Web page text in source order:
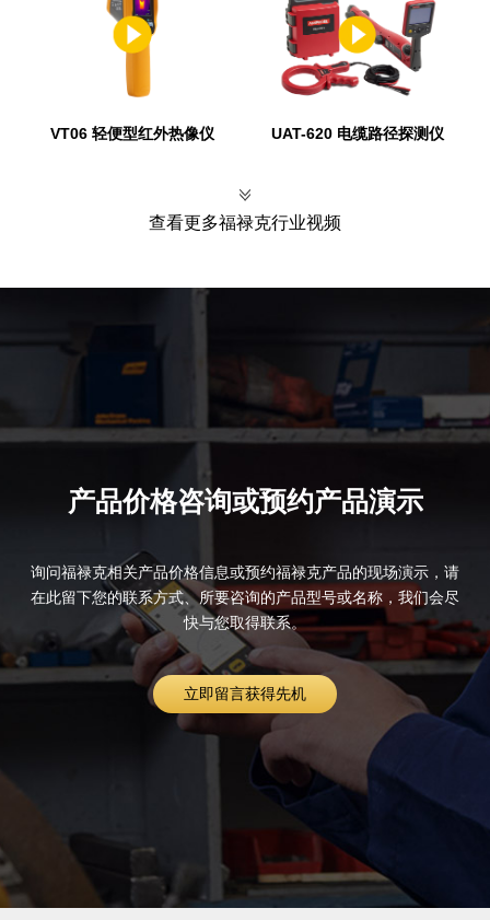
VT06 轻便型红外热像仪 UAT-620 电缆路径探测仪
查看更多福禄克行业视频
产品价格咨询或预约产品演示
询问福禄克相关产品价格信息或预约福禄克产品的现场演示，请
在此留下您的联系方式、所要咨询的产品型号或名称，我们会尽
快与您取得联系。
立即留言获得先机